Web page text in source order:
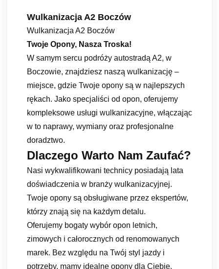
Wulkanizacja A2 Boczów
Wulkanizacja A2 Boczów
Twoje Opony, Nasza Troska!
W samym sercu podróży autostradą A2, w
Boczowie, znajdziesz naszą wulkanizację –
miejsce, gdzie Twoje opony są w najlepszych
rękach. Jako specjaliści od opon, oferujemy
kompleksowe usługi wulkanizacyjne, włączając
w to naprawy, wymiany oraz profesjonalne
doradztwo.
Dlaczego Warto Nam Zaufać?
Nasi wykwalifikowani technicy posiadają lata
doświadczenia w branży wulkanizacyjnej.
Twoje opony są obsługiwane przez ekspertów,
którzy znają się na każdym detalu.
Oferujemy bogaty wybór opon letnich,
zimowych i całorocznych od renomowanych
marek. Bez względu na Twój styl jazdy i
potrzeby, mamy idealne opony dla Ciebie.